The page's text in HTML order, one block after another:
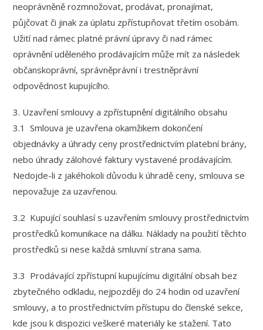
neoprávněně rozmnožovat, prodávat, pronajímat,
půjčovat či jinak za úplatu zpřístupňovat třetím osobám.
Užití nad rámec platné právní úpravy či nad rámec
oprávnění uděleného prodávajícím může mít za následek
občanskoprávní, správněprávní i trestněprávní
odpovědnost kupujícího.
3. Uzavření smlouvy a zpřístupnění digitálního obsahu
3.1 Smlouva je uzavřena okamžikem dokončení
objednávky a úhrady ceny prostřednictvím platební brány,
nebo úhrady zálohové faktury vystavené prodávajícím.
Nedojde-li z jakéhokoli důvodu k úhradě ceny, smlouva se
nepovažuje za uzavřenou.
3.2 Kupující souhlasí s uzavřením smlouvy prostřednictvím
prostředků komunikace na dálku. Náklady na použití těchto
prostředků si nese každá smluvní strana sama.
3.3 Prodávající zpřístupní kupujícímu digitální obsah bez
zbytečného odkladu, nejpozději do 24 hodin od uzavření
smlouvy, a to prostřednictvím přístupu do členské sekce,
kde jsou k dispozici veškeré materiály ke stažení. Tato